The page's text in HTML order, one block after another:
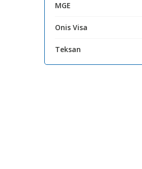
MGE
Onis Visa
Teksan